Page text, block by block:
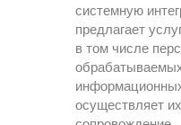
системную
предлагает
в том числе
осуществляет
Подпишитесь на
новости
и присоединяйтесь к нам в соц